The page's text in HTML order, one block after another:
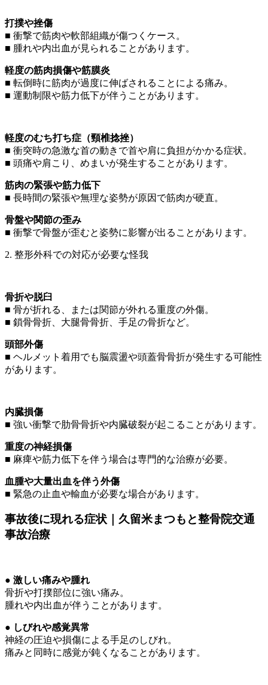
打撲や挫傷
■ 衝撃で筋肉や軟部組織が傷つくケース。
■ 腫れや内出血が見られることがあります。
軽度の筋肉損傷や筋膜炎
■ 転倒時に筋肉が過度に伸ばされることによる痛み。
■ 運動制限や筋力低下が伴うことがあります。
軽度のむち打ち症（頸椎捻挫）
■ 衝突時の急激な首の動きで首や肩に負担がかかる症状。
■ 頭痛や肩こり、めまいが発生することがあります。
筋肉の緊張や筋力低下
■ 長時間の緊張や無理な姿勢が原因で筋肉が硬直。
骨盤や関節の歪み
■ 衝撃で骨盤が歪むと姿勢に影響が出ることがあります。
2. 整形外科での対応が必要な怪我
骨折や脱臼
■ 骨が折れる、または関節が外れる重度の外傷。
■ 鎖骨骨折、大腿骨骨折、手足の骨折など。
頭部外傷
■ ヘルメット着用でも脳震盪や頭蓋骨骨折が発生する可能性
があります。
内臓損傷
■ 強い衝撃で肋骨骨折や内臓破裂が起こることがあります。
重度の神経損傷
■ 麻痺や筋力低下を伴う場合は専門的な治療が必要。
血腫や大量出血を伴う外傷
■ 緊急の止血や輸血が必要な場合があります。
事故後に現れる症状｜久留米まつもと整骨院交通
事故治療
● 激しい痛みや腫れ
骨折や打撲部位に強い痛み。
腫れや内出血が伴うことがあります。
● しびれや感覚異常
神経の圧迫や損傷による手足のしびれ。
痛みと同時に感覚が鈍くなることがあります。